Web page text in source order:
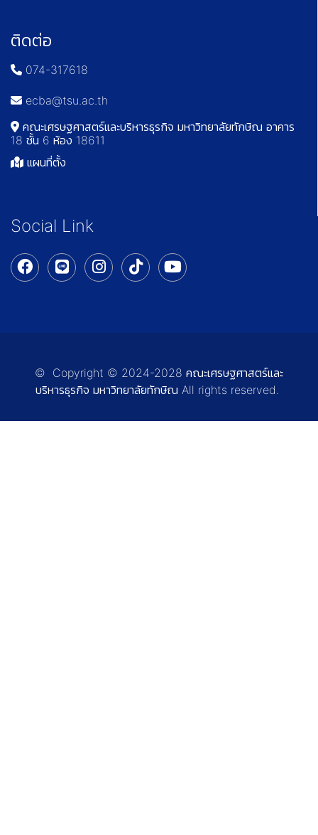
ติดต่อ
074-317618
ecba@tsu.ac.th
คณะเศรษฐศาสตร์และบริหารธุรกิจ มหาวิทยาลัยทักษิณ อาคาร
18 ชั้น 6 ห้อง 18611
แผนที่ตั้ง
Social Link
© Copyright © 2024-2028 คณะเศรษฐศาสตร์และ
บริหารธุรกิจ มหาวิทยาลัยทักษิณ All rights reserved.